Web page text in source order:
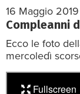
16 Maggio 2019
Compleanni
Ecco le foto
mercoledì